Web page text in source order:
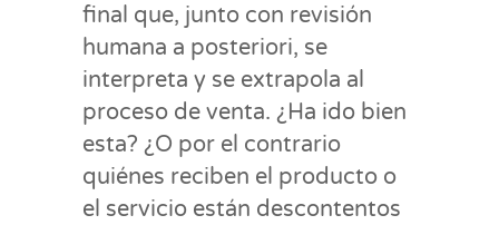
final que, junto con revisión
humana a posteriori, se
interpreta y se extrapola al
proceso de venta. ¿Ha ido bien
esta? ¿O por el contrario
quiénes reciben el producto o
el servicio están descontentos